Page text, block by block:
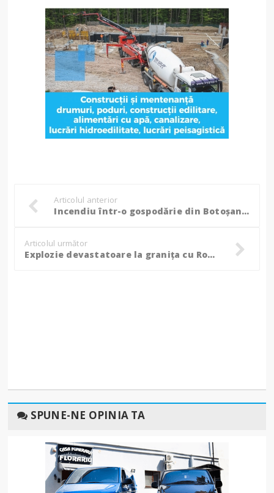
Articolul anterior
Incendiu într-o gospodărie din Botoșani: acoperișul unei case a fost distrus de flăcări!
Articolul următor
Explozie devastatoare la granița cu România: Trei morți, mai mulți răniți pe Canalul Bâstroe. Ucraina închide temporar ruta maritimă!
SPUNE-NE OPINIA TA